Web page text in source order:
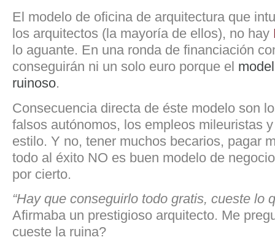
El modelo de oficina de arquitectura que
los arquitectos (la mayoría de ellos), no hay
lo aguante. En una ronda de financiación
conseguirán ni un solo euro porque el
ruinoso.
Consecuencia directa de éste modelo son
falsos autónomos, los empleos mileuristas
estilo. Y no, tener muchos becarios, pagar
todo al éxito NO es buen modelo de
por cierto.
“Hay que conseguirlo todo gratis, cueste lo
Afirmaba un prestigioso arquitecto. Me
cueste la ruina?